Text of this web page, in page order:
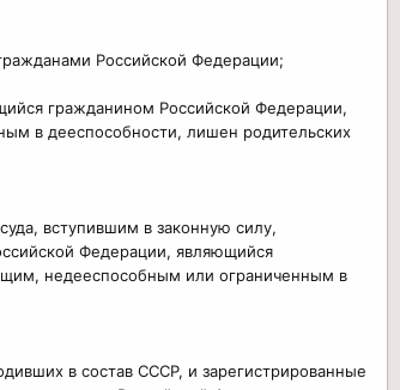
Российской Федерации;
гражданином Российской Федерации,
в дееспособности, лишен родительских
вступившим в законную силу,
Федерации, являющийся
недееспособным или ограниченным в
в состав СССР, и зарегистрированные